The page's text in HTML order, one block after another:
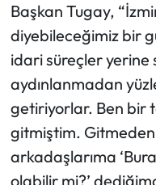
Başkan Tugay,
diyebileceğimiz bir
idari süreçler yerine
aydınlanmadan
getiriyorlar. Ben bir
gitmiştim.
arkadaşlarıma
olabilir mi?’